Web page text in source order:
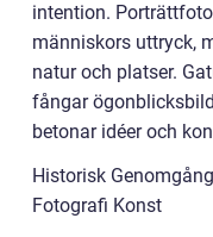
intention.
människors uttryck,
natur och platser.
fångar
betonar idéer och
Historisk
Fotografi Konst